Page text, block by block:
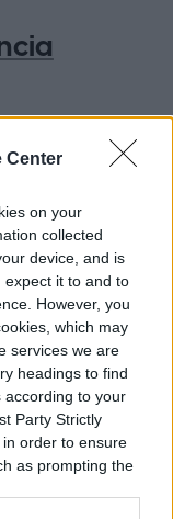
Center
on your
collected
device, and is
expect it to and to
However, you
which may
services we are
headings to find
to your
Party Strictly
order to ensure
as prompting the
de 2021